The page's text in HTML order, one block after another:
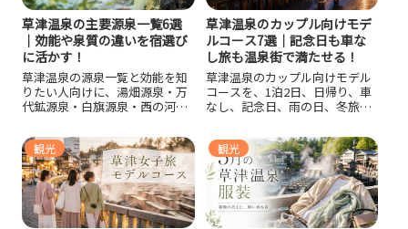
草津温泉の主要源泉一覧6選
｜効能や泉質の違いを宿選び
に活かす！
草津温泉の源泉一覧と効能を知
りたい人向けに、湯畑源泉・万
代鉱源泉・白旗源泉・西の河原
徴を比較し、泉質ごとの見方や
肌当たり、宿選びで確認したい
ポイントまで整理しました。
草津温泉のカップル向けモデ
ルコース7選｜記念日も車な
し旅も温泉街で満たせる！
草津温泉のカップル向けモデル
コースを、1泊2日、日帰り、車
なし、記念日、雨の日、冬旅行
乃湯、裏草津地蔵、西の河原公
園、日帰り温泉の回り方を整理
し、移動距離、夜のライトアッ
プ、貸切風呂、温泉マナーまで
自然な流れで計画できる内容で
す。
観光 観光